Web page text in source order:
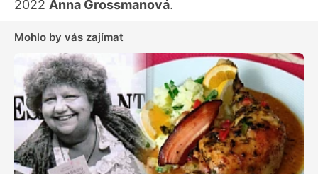
2022 Anna Grossmanová.
Mohlo by vás zajímat